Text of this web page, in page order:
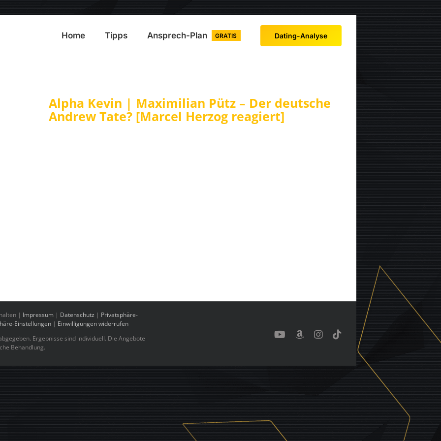
Home Tipps Ansprech-Plan GRATIS Dating-Analyse
Alpha Kevin | Maximilian Pütz – Der deutsche
Andrew Tate? [Marcel Herzog reagiert]
| Impressum | Datenschutz | Privatsphäre-
Einstellungen | Einwilligungen widerrufen
Ergebnisse sind individuell. Die Angebote
Behandlung.
YouTubeBenutzerdefiniert
Instagram
Tiktok